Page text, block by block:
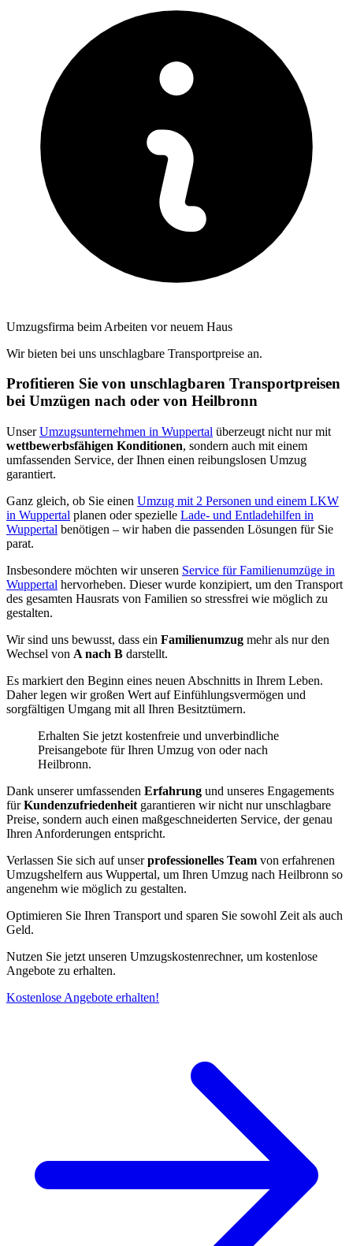
Umzugsfirma beim Arbeiten vor neuem Haus
Wir bieten bei uns unschlagbare Transportpreise an.
Profitieren Sie von unschlagbaren Transportpreisen
bei Umzügen nach oder von Heilbronn
UnserUmzugsunternehmen in Wuppertal überzeugt nicht nur mit
wettbewerbsfähigen Konditionen, sondern auch mit einem
umfassenden Service, der Ihnen einen reibungslosen Umzug
garantiert.
Ganz gleich, ob Sie einen Umzug mit 2 Personen und einem LKW
in Wuppertal planen oder spezielle Lade- und Entladehilfen in
Wuppertal benötigen – wir haben die passenden Lösungen für Sie
parat.
Insbesondere möchten wir unseren Service für Familienumzüge in
Wuppertal hervorheben. Dieser wurde konzipiert, um den Transport
des gesamten Hausrats von Familien so stressfrei wie möglich zu
gestalten.
Wir sind uns bewusst, dass ein Familienumzug mehr als nur den
Wechsel von A nach B darstellt.
Es markiert den Beginn eines neuen Abschnitts in Ihrem Leben.
Daher legen wir großen Wert auf Einfühlungsvermögen und
sorgfältigen Umgang mit all Ihren Besitztümern.
Erhalten Sie jetzt kostenfreie und unverbindliche
Preisangebote für Ihren Umzug von oder nach
Heilbronn.
Dank unserer umfassenden Erfahrung und unseres Engagements
fürKundenzufriedenheit garantieren wir nicht nur unschlagbare
Preise, sondern auch einen maßgeschneiderten Service, der genau
Ihren Anforderungen entspricht.
Verlassen Sie sich auf unserprofessionelles Team von erfahrenen
Umzugshelfern aus Wuppertal, um Ihren Umzug nach Heilbronn so
angenehm wie möglich zu gestalten.
Optimieren Sie Ihren Transport und sparen Sie sowohl Zeit als auch
Geld.
Nutzen Sie jetzt unseren Umzugskostenrechner, um kostenlose
Angebote zu erhalten.
Kostenlose Angebote erhalten!